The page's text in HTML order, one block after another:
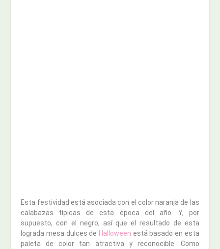
Esta festividad está asociada con el color naranja de las
calabazas típicas de esta época del año. Y, por
supuesto, con el negro, así que el resultado de esta
lograda mesa dulces de Halloween está basado en esta
paleta de color tan atractiva y reconocible. Como